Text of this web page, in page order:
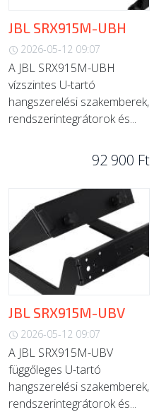
JBL SRX915M-UBH
2026-05-12 09:07
A JBL SRX915M-UBH
vízszintes U-tartó
hangszerelési szakemberek,
rendszerintegrátorok és...
92 900 Ft
JBL SRX915M-UBV
2026-05-12 09:07
A JBL SRX915M-UBV
függőleges U-tartó
hangszerelési szakemberek,
rendszerintegrátorok és...